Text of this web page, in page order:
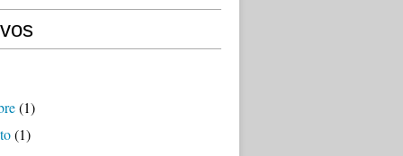
(1)
(1)